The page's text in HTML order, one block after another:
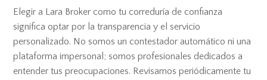
Elegir a Lara Broker como tu correduría de confianza
significa optar por la transparencia y el servicio
personalizado. No somos un contestador automático ni una
plataforma impersonal; somos profesionales dedicados a
entender tus preocupaciones. Revisamos periódicamente tu